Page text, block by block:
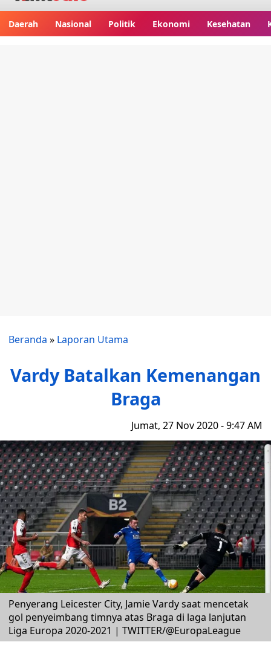
Daerah Nasional Politik Ekonomi Kesehatan
Beranda » Laporan Utama
Vardy Batalkan Kemenangan
Braga
Jumat, 27 Nov 2020 - 9:47 AM
Penyerang Leicester City, Jamie Vardy saat mencetak
gol penyeimbang timnya atas Braga di laga lanjutan
Liga Europa 2020-2021 | TWITTER/@EuropaLeague